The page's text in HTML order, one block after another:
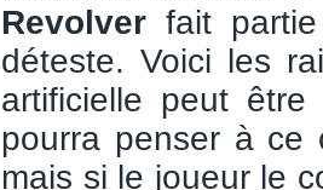
Revolver fait
déteste. Voici les
artificielle peut
pourra penser à ce
mais si le joueur le